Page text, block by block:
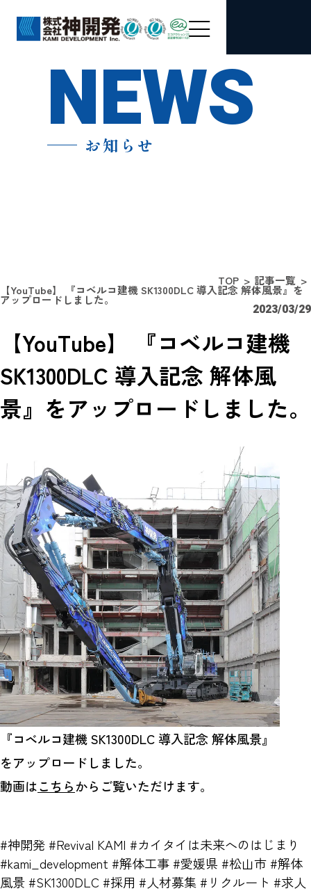
NEWS
お知らせ
TOP 記事一覧
【YouTube】 『コベルコ建機 SK1300DLC 導入記念 解体風景』を
アップロードしました。
2023/03/29
【YouTube】 『コベルコ建機
SK1300DLC 導入記念 解体風
景』をアップロードしました。
『コベルコ建機 SK1300DLC 導入記念 解体風景』
をアップロードしました。
動画はこちらからご覧いただけます。
#神開発 #Revival KAMI #カイタイは未来へのはじまり
#kami_development #解体工事 #愛媛県 #松山市 #解体
風景 #SK1300DLC #採用 #人材募集 #リクルート #求人